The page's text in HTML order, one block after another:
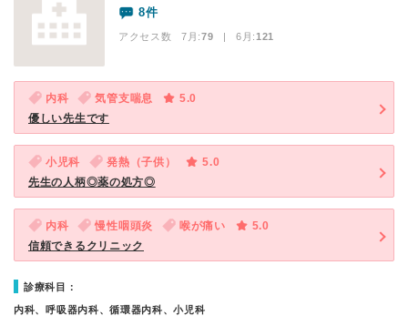
8件
アクセス数 7月:79 | 6月:121
内科 気管支喘息
5.0
優しい先生です
小児科 発熱（子供）
5.0
先生の人柄◎薬の処方◎
内科 慢性咽頭炎 喉が痛い
5.0
信頼できるクリニック
診療科目：
内科、呼吸器内科、循環器内科、小児科